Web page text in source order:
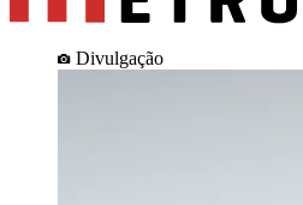
Divulgação